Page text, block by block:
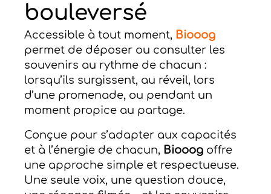
bouleversé
Accessible à tout moment, Biooog
permet de déposer ou consulter les
souvenirs au rythme de chacun :
lorsqu’ils surgissent, au réveil, lors
d’une promenade, ou pendant un
moment propice au partage.
Conçue pour s’adapter aux capacités
et à l’énergie de chacun, Biooog offre
une approche simple et respectueuse.
Une seule voix, une question douce,